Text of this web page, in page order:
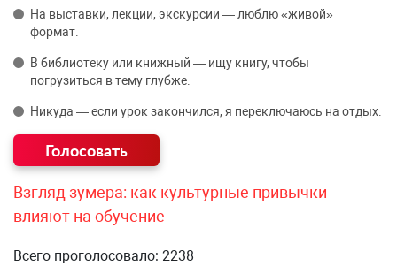
На выставки, лекции, экскурсии — люблю «живой»
формат.
В библиотеку или книжный — ищу книгу, чтобы
погрузиться в тему глубже.
Никуда — если урок закончился, я переключаюсь на отдых.
Взгляд зумера: как культурные привычки
влияют на обучение
Всего проголосовало: 2238